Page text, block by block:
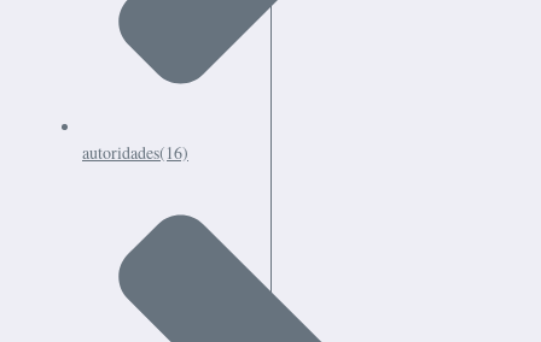
autoridades(16)